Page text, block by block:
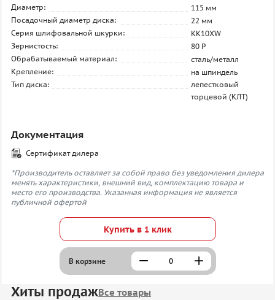
Диаметр:
115 мм
Посадочный диаметр диска:
22 мм
Серия шлифовальной шкурки:
KK10XW
Зернистость:
80 P
Обрабатываемый материал:
сталь/металл
Крепление:
на шпиндель
Тип диска:
лепестковый
торцевой (КЛТ)
Документация
Сертификат дилера
*Производитель оставляет за собой право без уведомления дилера
менять характеристики, внешний вид, комплектацию товара и
место его производства. Указанная информация не является
публичной офертой
Купить в 1 клик
В корзине
Хиты продажВсе товары